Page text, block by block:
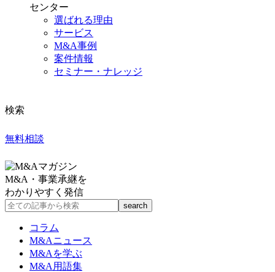
センター
選ばれる理由
サービス
M&A事例
案件情報
セミナー・ナレッジ
検索
無料相談
M&A・事業承継を
わかりやすく発信
コラム
M&Aニュース
M&Aを学ぶ
M&A用語集